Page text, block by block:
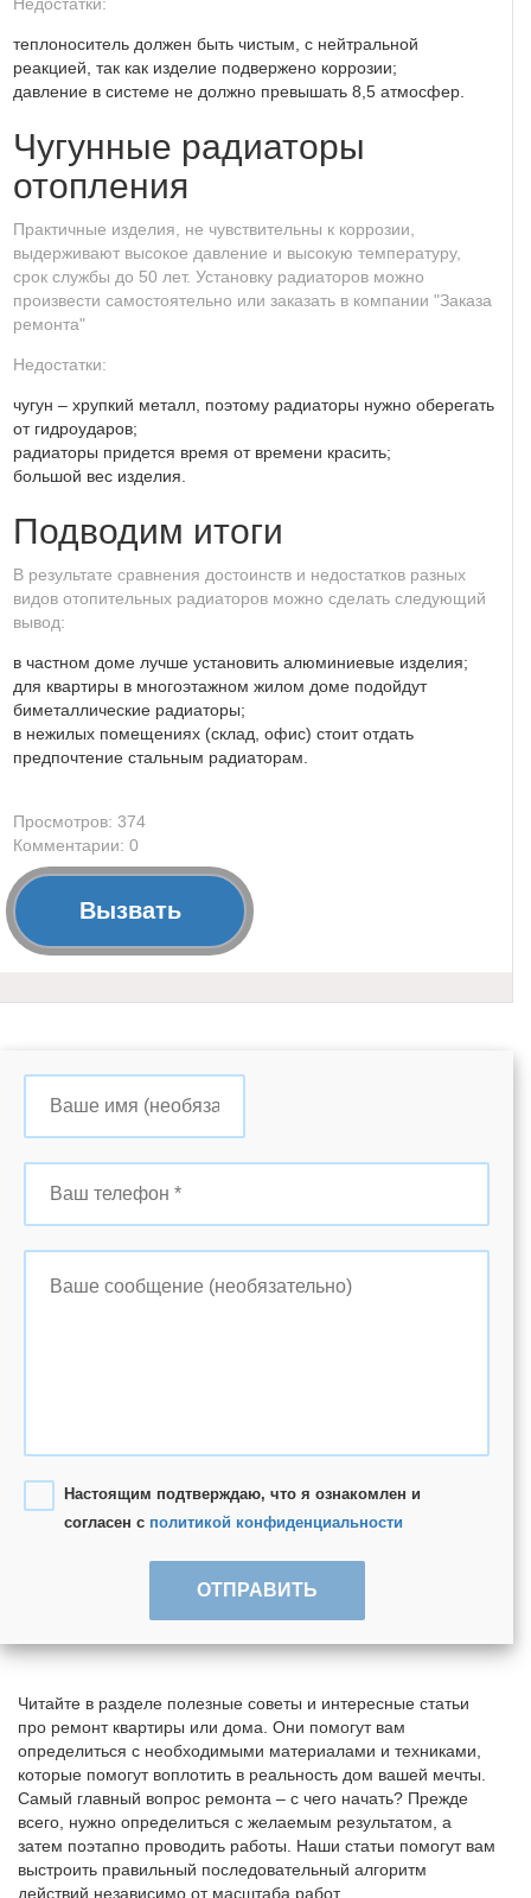
теплоноситель должен быть чистым, с нейтральной
реакцией, так как изделие подвержено коррозии;
давление в системе не должно превышать 8,5 атмосфер.
Чугунные радиаторы
отопления
Практичные изделия, не чувствительны к коррозии,
выдерживают высокое давление и высокую температуру,
срок службы до 50 лет. Установку радиаторов можно
произвести самостоятельно или заказать в компании "Заказа
ремонта"
Недостатки:
чугун – хрупкий металл, поэтому радиаторы нужно оберегать
от гидроударов;
радиаторы придется время от времени красить;
большой вес изделия.
Подводим итоги
В результате сравнения достоинств и недостатков разных
видов отопительных радиаторов можно сделать следующий
вывод:
в частном доме лучше установить алюминиевые изделия;
для квартиры в многоэтажном жилом доме подойдут
биметаллические радиаторы;
в нежилых помещениях (склад, офис) стоит отдать
предпочтение стальным радиаторам.
Просмотров: 374
Комментарии: 0
Вызвать
Настоящим подтверждаю, что я ознакомлен и
согласен с политикой конфиденциальности
ОТПРАВИТЬ
Читайте в разделе полезные советы и интересные статьи
про ремонт квартиры или дома. Они помогут вам
определиться с необходимыми материалами и техниками,
которые помогут воплотить в реальность дом вашей мечты.
Самый главный вопрос ремонта – с чего начать? Прежде
всего, нужно определиться с желаемым результатом, а
затем поэтапно проводить работы. Наши статьи помогут вам
выстроить правильный последовательный алгоритм
действий независимо от масштаба работ.